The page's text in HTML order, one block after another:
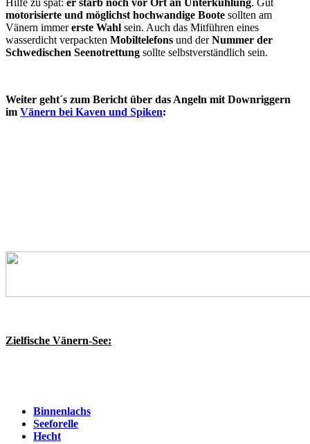
motorisierte und möglichst hochwandige Boote sollten am
Vänern immererste Wahl sein. Auch das Mitführen eines
wasserdicht verpackten Mobiltelefons und derNummer der
Schwedischen Seenotrettung sollte selbstverständlich sein.
Weiter geht´s zum Bericht über das Angeln mit Downriggern
im Vänern bei Kaven und Spiken:
Zielfische Vänern-See:
Binnenlachs
Seeforelle
Hecht